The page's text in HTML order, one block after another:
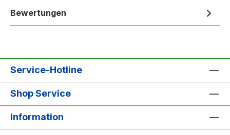
Bewertungen
Service-Hotline
Shop Service
Information